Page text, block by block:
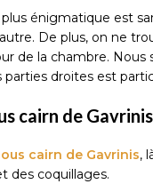
énigmatique est
De plus, on ne
de la chambre. Nous
parties droites est
cairn de Gavrinis
cairn de Gavrinis,
des coquillages.